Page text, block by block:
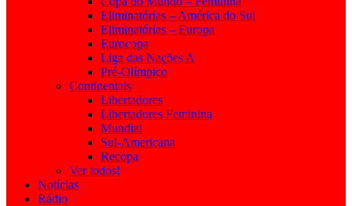
Eliminatórias – América do Sul
Eliminatórias – Europa
Eurocopa
Liga das Nações A
Pré-Olímpico
Continentais
Libertadores
Libertadores Feminina
Mundial
Sul-Americana
Recopa
Ver todos!
Notícias
Rádio